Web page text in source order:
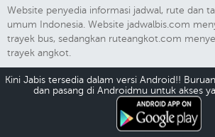
Website penyedia informasi jadwal, rute dan
umum Indonesia. Website jadwalbis.com
trayek bus, sedangkan ruteangkot.com
trayek angkot.
Kini Jabis tersedia dalam versi Android!!
dan pasang di Androidmu untuk akses